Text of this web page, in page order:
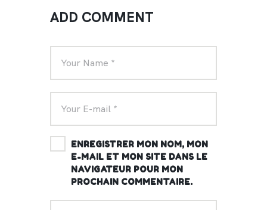
ADD COMMENT
ENREGISTRER MON NOM, MON
E-MAIL ET MON SITE DANS LE
NAVIGATEUR POUR MON
PROCHAIN COMMENTAIRE.